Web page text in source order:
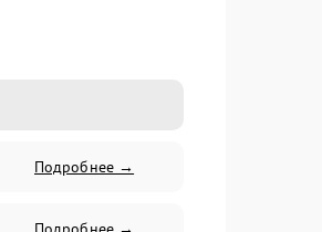
Подробнее →